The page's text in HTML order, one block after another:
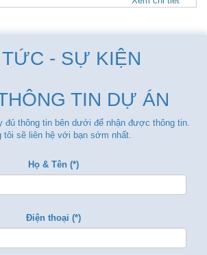
Xem chi tiết
Đăng Lưu Phường 3 Quận Phú
Số 128 Phan Đăng Lưu Phường 3 Quận Phú
– GẦN TRUNG TÂM THƯƠNG MẠI LỚN –
tại Số 128 Phan Đăng Lưu Phường 3 Quận